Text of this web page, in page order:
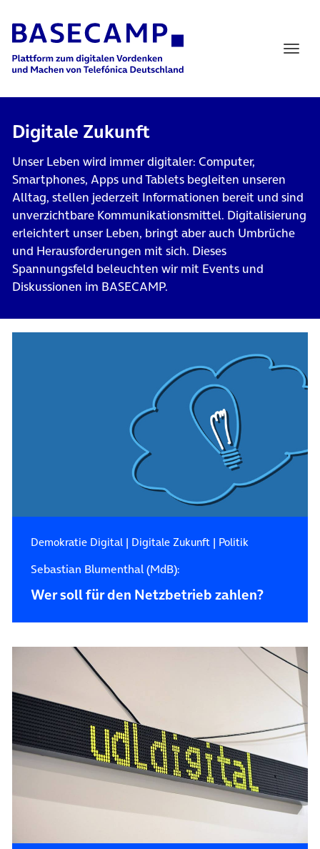
Main Navigation
Digitale Zukunft
Unser Leben wird immer digitaler: Computer,
Smartphones, Apps und Tablets begleiten unseren
Alltag, stellen jederzeit Informationen bereit und sind
unverzichtbare Kommunikationsmittel. Digitalisierung
erleichtert unser Leben, bringt aber auch Umbrüche
und Herausforderungen mit sich. Dieses
Spannungsfeld beleuchten wir mit Events und
Diskussionen im BASECAMP.
Demokratie Digital| Digitale Zukunft| Politik
Sebastian Blumenthal (MdB):
Wer soll für den Netzbetrieb zahlen?